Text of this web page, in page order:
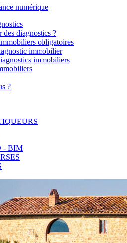
numérique
des diagnostics ?
obligatoires
immobilier
immobiliers
?
- BIM